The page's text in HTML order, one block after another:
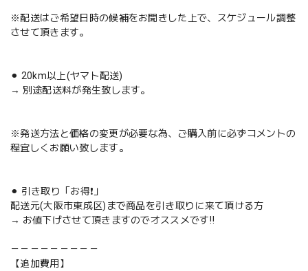
※配送はご希望日時の候補をお聞きした上で、スケジュール調整
させて頂きます。
⚫︎ 20km以上(ヤマト配送)
→ 別途配送料が発生致します。
※発送方法と価格の変更が必要な為、ご購入前に必ずコメントの
程宜しくお願い致します。
⚫︎ 引き取り「お得❗️」
配送元(大阪市東成区)まで商品を引き取りに来て頂ける方
→ お値下げさせて頂きますのでオススメです‼️
－－－－－－－－－
【追加費用】